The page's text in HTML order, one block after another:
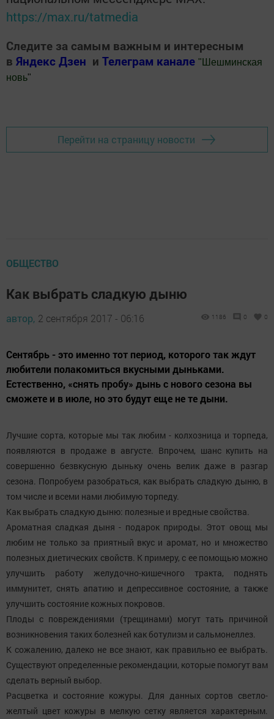
https://max.ru/tatmedia
Следите за самым важным и интересным
в Яндекс Дзен и Телеграм канале " Шешминская
новь"
Перейти на страницу новости
ОБЩЕСТВО
Как выбрать сладкую дыню
автор, 2 сентября 2017 - 06:16 1186 0 0
Сентябрь - это именно тот период, которого так ждут
любители полакомиться вкусными дыньками.
Естественно, «снять пробу» дынь с нового сезона вы
сможете и в июле, но это будут еще не те дыни.
Лучшие сорта, которые мы так любим - колхозница и торпеда,
появляются в продаже в августе. Впрочем, шанс купить на
совершенно безвкусную дыньку очень велик даже в разгар
сезона. Попробуем разобраться, как выбрать сладкую дыню, в
том числе и всеми нами любимую торпеду.
Как выбрать сладкую дыню: полезные и вредные свойства.
Ароматная сладкая дыня - подарок природы. Этот овощ мы
любим не только за приятный вкус и аромат, но и множество
полезных диетических свойств. К примеру, с ее помощью можно
улучшить работу желудочно-кишечного тракта, поднять
иммунитет, снять апатию и депрессивное состояние, а также
улучшить состояние кожных покровов.
Плоды с повреждениями (трещинами) могут тать причиной
возникновения таких болезней как ботулизм и сальмонеллез.
К сожалению, далеко не все знают, как правильно ее выбрать.
Существуют определенные рекомендации, которые помогут вам
сделать верный выбор.
Расцветка и состояние кожуры. Для данных сортов светло-
желтый цвет кожуры в мелкую сетку является характерным.